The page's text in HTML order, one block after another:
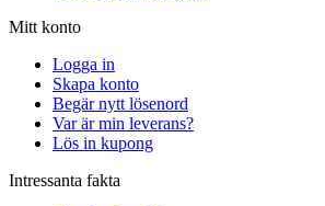
Mitt konto
Logga in
Skapa konto
Begär nytt lösenord
Var är min leverans?
Lös in kupong
Intressanta fakta